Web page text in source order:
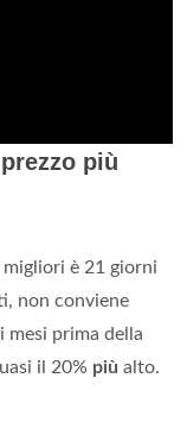
più
migliori è 21 giorni
non conviene
mesi prima della
il 20% più alto.